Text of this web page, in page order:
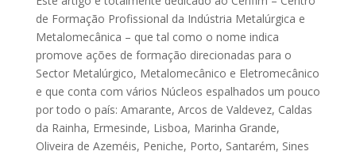
de Formação Profissional da Indústria Metalúrgica e
Metalomecânica – que tal como o nome indica
promove ações de formação direcionadas para o
Sector Metalúrgico, Metalomecânico e Eletromecânico
e que conta com vários Núcleos espalhados um pouco
por todo o país: Amarante, Arcos de Valdevez, Caldas
da Rainha, Ermesinde, Lisboa, Marinha Grande,
Oliveira de Azeméis, Peniche, Porto, Santarém, Sines